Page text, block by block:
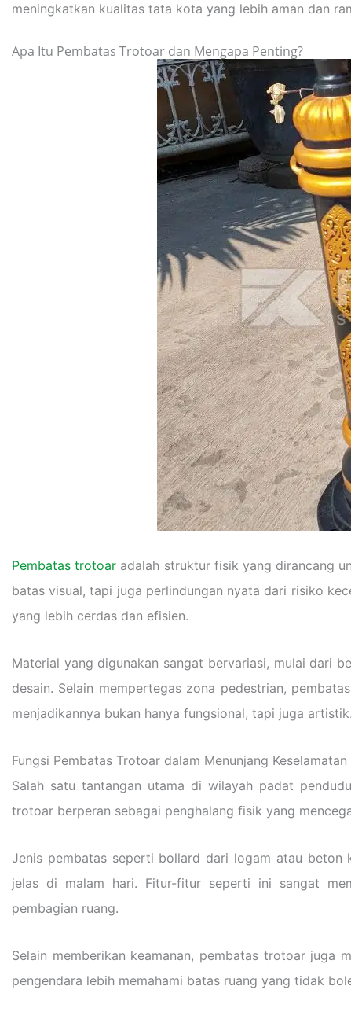
meningkatkan kualitas tata kota yang lebih aman dan
Apa Itu Pembatas Trotoar dan Mengapa Penting?
Pembatas trotoar adalah struktur fisik yang dirancang
batas visual, tapi juga perlindungan nyata dari risiko
yang lebih cerdas dan efisien.
Material yang digunakan sangat bervariasi, mulai dari
desain. Selain mempertegas zona pedestrian,
menjadikannya bukan hanya fungsional, tapi juga artistik.
Fungsi Pembatas Trotoar dalam Menunjang Keselamatan
Salah satu tantangan utama di wilayah padat
trotoar berperan sebagai penghalang fisik yang
Jenis pembatas seperti bollard dari logam atau
jelas di malam hari. Fitur-fitur seperti ini sangat
pembagian ruang.
Selain memberikan keamanan, pembatas trotoar juga
pengendara lebih memahami batas ruang yang tidak